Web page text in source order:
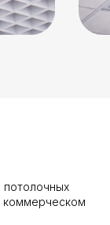
потолочных